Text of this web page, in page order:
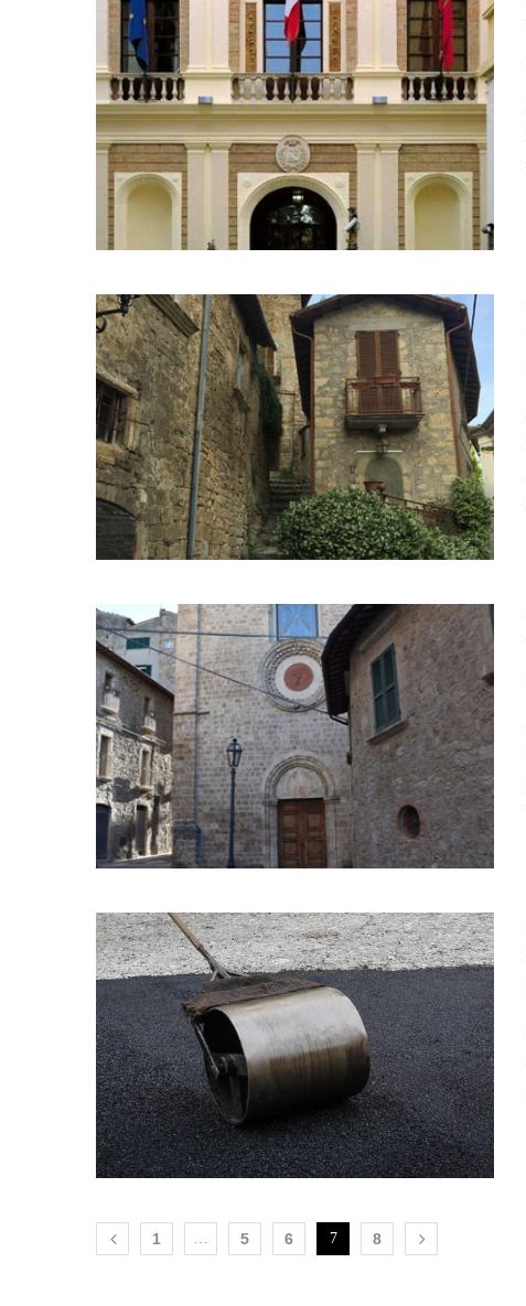
1 5 6 7 8